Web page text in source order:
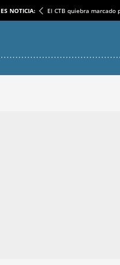
ES NOTICIA: El CTB quiebra marcado